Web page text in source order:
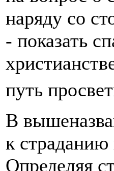
наряду со
- показать
путь
В
к страданию
Определяя